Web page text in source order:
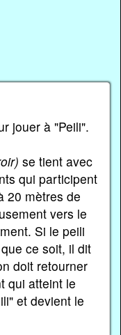
jouer à "Peili".
se tient avec
qui participent
20 mètres de
vers le
Si le peili
ce soit, il dit
doit retourner
qui atteint le
et devient le